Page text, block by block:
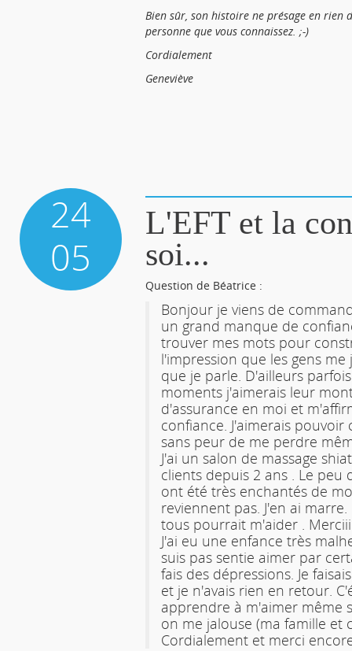
Bien sûr, son histoire ne présage en rien
personne que vous connaissez. ;-)
Cordialement
Geneviève
24
05
L'EFT et la
soi...
Question de Béatrice :
Bonjour je viens de
un grand manque de
trouver mes mots pour
l'impression que les gens
que je parle. D'ailleurs
moments j'aimerais leur
d'assurance en moi et
confiance. J'aimerais
sans peur de me perdre
J'ai un salon de massage
clients depuis 2 ans . Le peu
ont été très enchantés de
reviennent pas. J'en ai
tous pourrait m'aider .
J'ai eu une enfance très
suis pas sentie aimer par
fais des dépressions. Je
et je n'avais rien en retour.
apprendre à m'aimer même
on me jalouse (ma famille et
Cordialement et merci